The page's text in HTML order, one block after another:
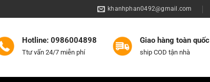
khanhphan0492@gmail.com
Hotline: 0986004898
Ttư vấn 24/7 miễn phí
Giao hàng toàn quốc
ship COD tận nhà